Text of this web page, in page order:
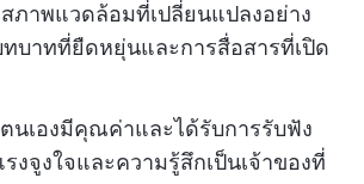
ภาพแวดล้อมที่เปลี่ยนแปลงอย่าง
ทบาทที่ยืดหยุ่นและการสื่อสารที่เปิด
นเองมีคุณค่าและได้รับการรับฟัง
งจูงใจและความรู้สึกเป็นเจ้าของที่